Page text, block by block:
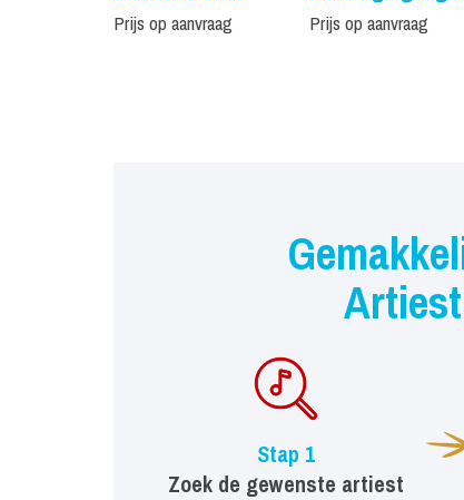
Prijs op aanvraag Prijs op aanvraag
Stap 1
Zoek de gewenste artiest